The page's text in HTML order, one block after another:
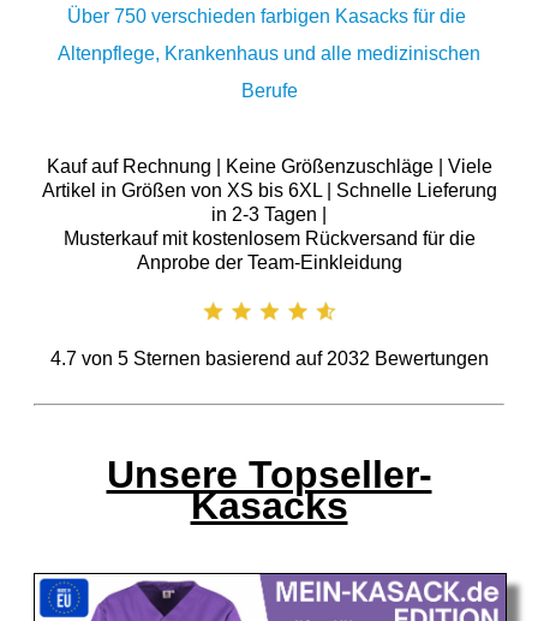
Über 750 verschieden farbigen Kasacks für die
Altenpflege, Krankenhaus und alle medizinischen
Berufe
Kauf auf Rechnung | Keine Größenzuschläge | Viele
Artikel in Größen von XS bis 6XL | Schnelle Lieferung
in 2-3 Tagen |
Musterkauf mit kostenlosem Rückversand für die
Anprobe der Team-Einkleidung
4.7von 5Sternen basierend auf 2032 Bewertungen
Unsere Topseller-
Kasacks